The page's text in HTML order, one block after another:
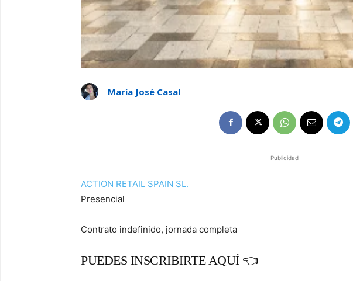
María José Casal
Publicidad
ACTION RETAIL SPAIN SL.
Presencial
Contrato indefinido, jornada completa
PUEDES INSCRIBIRTE AQUÍ 👈